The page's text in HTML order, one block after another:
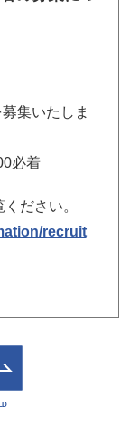
集いたしま
必着
ださい。
recruit